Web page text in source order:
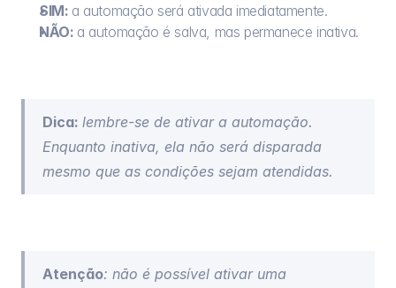
SIM: a automação será ativada imediatamente.
NÃO: a automação é salva, mas permanece inativa.
Dica: lembre-se de ativar a automação.
Enquanto inativa, ela não será disparada
mesmo que as condições sejam atendidas.
Atenção: não é possível ativar uma